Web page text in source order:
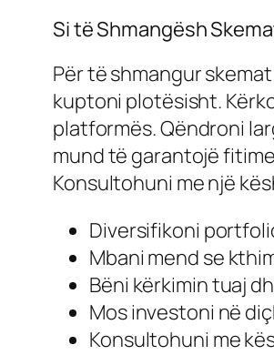
Si të Shmangësh
Për të shmangur
kuptoni plotësisht.
platformës. Qëndroni
mund të garantojë
Konsultohuni me një
Diversifikoni
Mbani mend se
Bëni kërkimin tuaj
Mos investoni në
Konsultohuni me